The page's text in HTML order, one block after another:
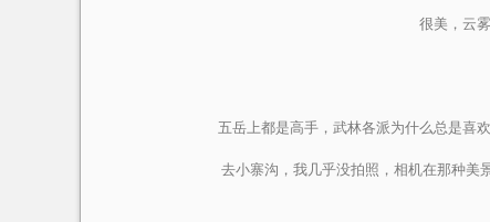
很美，云
五岳上都是高手，武林各派为什么总是喜
去小寨沟，我几乎没拍照，相机在那种美